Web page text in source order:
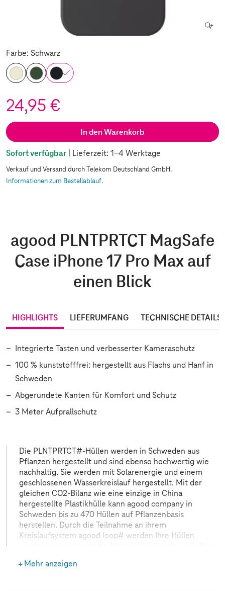
Farbe: Schwarz
24,95 €
In den Warenkorb
Sofort verfügbar | Lieferzeit: 1-4 Werktage
Verkauf und Versand durch Telekom Deutschland GmbH.
Informationen zum Bestellablauf.
agood PLNTPRTCT MagSafe
Case iPhone 17 Pro Max auf
einen Blick
HIGHLIGHTS LIEFERUMFANG TECHNISCHE DETAILS
Integrierte Tasten und verbesserter Kameraschutz
100 % kunststofffrei: hergestellt aus Flachs und Hanf in
Schweden
Abgerundete Kanten für Komfort und Schutz
3 Meter Aufprallschutz
Die PLNTPRTCT#-Hüllen werden in Schweden aus
Pflanzen hergestellt und sind ebenso hochwertig wie
nachhaltig. Sie werden mit Solarenergie und einem
geschlossenen Wasserkreislauf hergestellt. Mit der
gleichen CO2-Bilanz wie eine einzige in China
hergestellte Plastikhülle kann agood company in
Schweden bis zu 470 Hüllen auf Pflanzenbasis
herstellen. Durch die Teilnahme an ihrem
Kreislaufsystem agood loop# werden Ihre Hüllen
Mehr anzeigen